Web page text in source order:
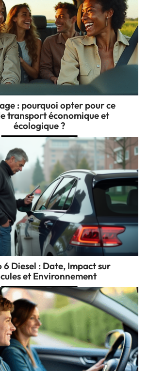
: pourquoi opter pour ce
transport économique et
écologique ?
6 Diesel : Date, Impact sur
et Environnement